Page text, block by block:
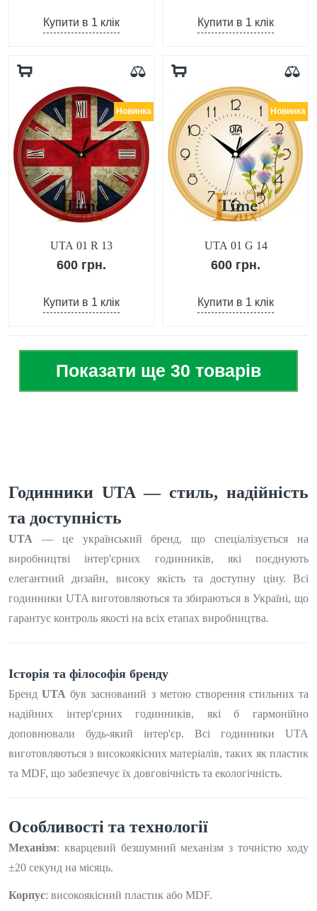
Купити в 1 клік Купити в 1 клік
Новинка
UTA 01 R 13
600 грн.
Купити в 1 клік
Новинка
UTA 01 G 14
600 грн.
Купити в 1 клік
Показати ще 30 товарів
Годинники UTA — стиль, надійність
та доступність
UTA — це український бренд, що спеціалізується на
виробництві інтер'єрних годинників, які поєднують
елегантний дизайн, високу якість та доступну ціну. Всі
годинники UTA виготовляються та збираються в Україні, що
гарантує контроль якості на всіх етапах виробництва.
Історія та філософія бренду
БрендUTA був заснований з метою створення стильних та
надійних інтер'єрних годинників, які б гармонійно
доповнювали будь-який інтер'єр. Всі годинники UTA
виготовляються з високоякісних матеріалів, таких як пластик
та MDF, що забезпечує їх довговічність та екологічність.
Особливості та технології
Механізм: кварцевий безшумний механізм з точністю ходу
±20 секунд на місяць.
Корпус: високоякісний пластик або MDF.